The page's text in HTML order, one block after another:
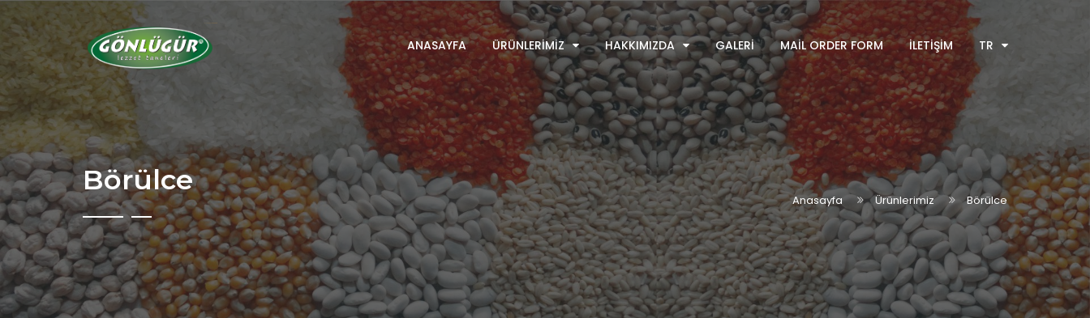
ANASAYFA ÜRÜNLERIMIZ HAKKIMIZDA GALERI MAIL ORDER FORM İLETIŞIM TR
Börülce
Anasayfa Ürünlerimiz Börülce